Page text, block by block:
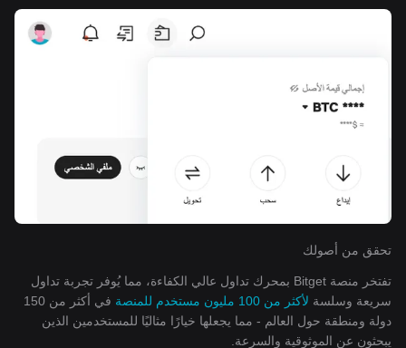
تحقق من أصولك
تفتخر منصة Bitget بمحرك تداول عالي الكفاءة، مما يُوفر تجربة تداول
سريعة وسلسة لأكثر من 100 مليون مستخدم للمنصة
في أكثر من 150
دولة ومنطقة حول العالم - مما يجعلها خيارًا مثاليًا للمستخدمين الذين
يبحثون عن الموثوقية والسرعة.